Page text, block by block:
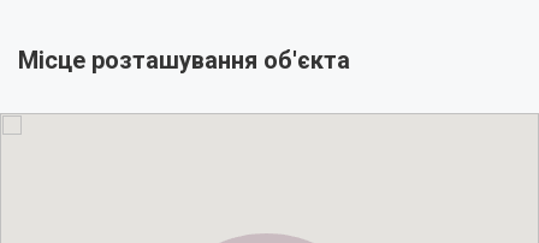
Місце розташування об'єкта